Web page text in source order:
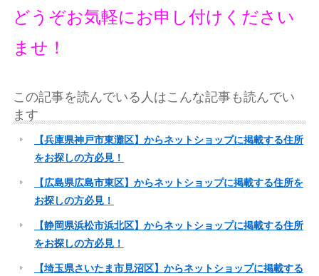
どうぞお気軽にお申し付けください
ませ！
この記事を読んでいる人はこんな記事も読んでい
ます
【兵庫県神戸市東灘区】からネットショップに掲載する住所
をお探しの方必見！
【広島県広島市東区】からネットショップに掲載する住所を
お探しの方必見！
【静岡県浜松市浜北区】からネットショップに掲載する住所
をお探しの方必見！
【埼玉県さいたま市見沼区】からネットショップに掲載する